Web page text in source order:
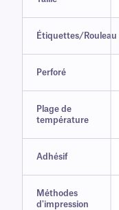
Étiquettes/Rouleau
Perforé
Plage de
température
Adhésif
Méthodes
d'impression